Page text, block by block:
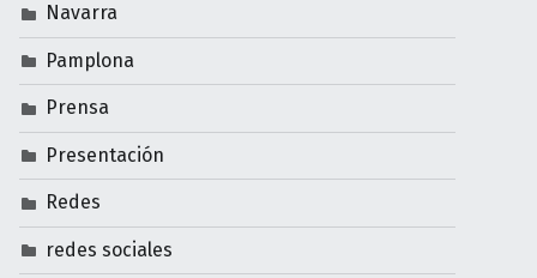
Navarra
Pamplona
Prensa
Presentación
Redes
redes sociales